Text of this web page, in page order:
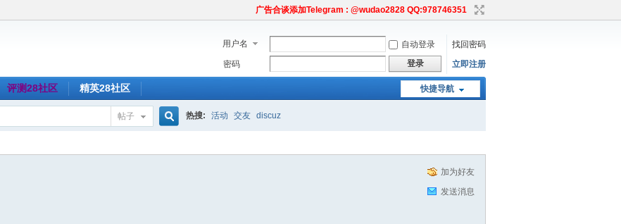
广告合谈添加Telegram : @wudao2828 QQ:978746351
用户名 自动登录
找回密码
密码
登录 立即注册
快捷导航
评测28社区 精英28社区
帖子 热搜: 活动 交友 discuz
加为好友
发送消息